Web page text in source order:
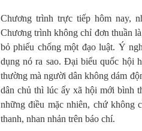
Chương trình trực tiếp hôm nay,
Chương trình không chỉ đơn thuần
bỏ phiếu chống một đạo luật. Ý
dụng nó ra sao. Đại biểu quốc hội
thường mà người dân không dám
dân chủ thì lúc ấy xã hội mới bình
những điều mặc nhiên, chứ không
thanh, nhan nhản trên báo chí.